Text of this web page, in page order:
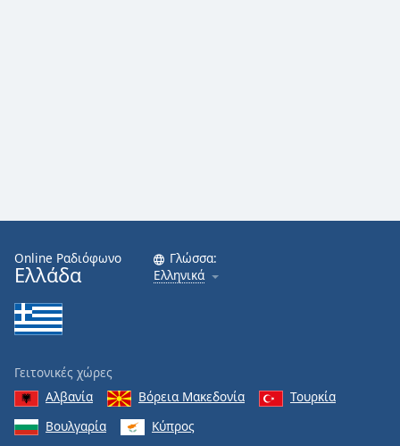
Online Ραδιόφωνο
Ελλάδα
Γλώσσα:
Ελληνικά
Γειτονικές χώρες
Αλβανία
Βόρεια Μακεδονία
Τουρκία
Βουλγαρία
Κύπρος